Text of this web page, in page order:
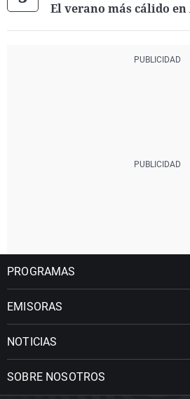
El verano más cálido en
PROGRAMAS
EMISORAS
NOTICIAS
SOBRE NOSOTROS